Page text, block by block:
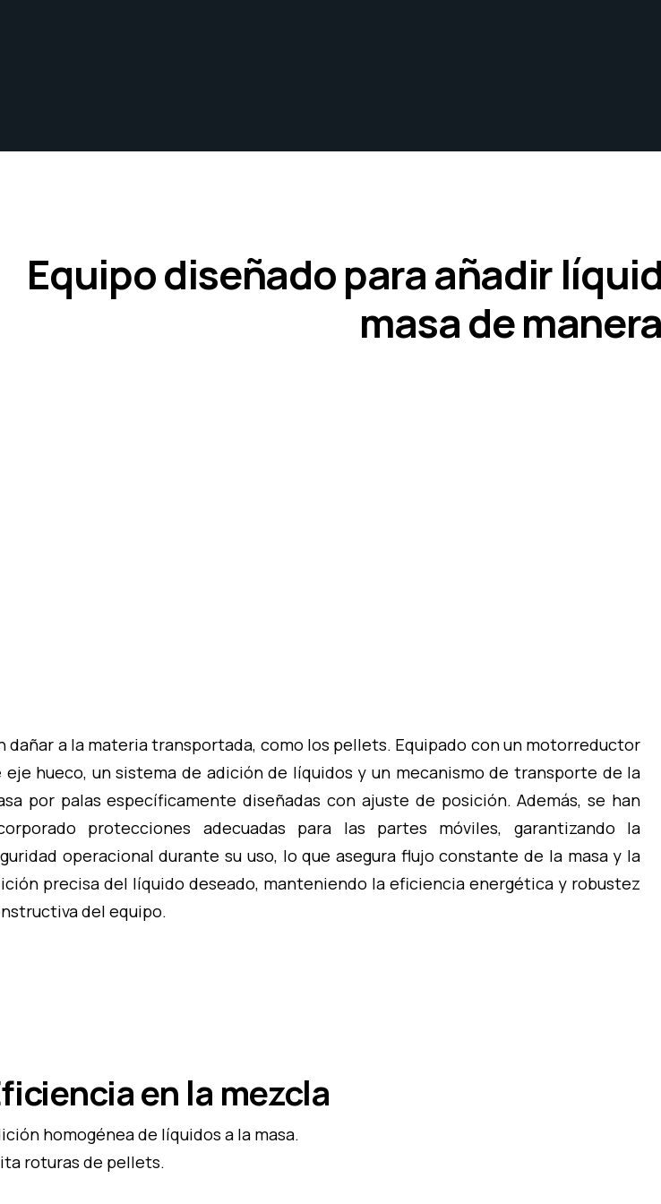
Equipo diseñado para añadir
masa de
dañar a la materia transportada, como los pellets. Equipado con un motorreductor
eje hueco, un sistema de adición de líquidos y un mecanismo de transporte de la
por palas específicamente diseñadas con ajuste de posición. Además, se han
protecciones adecuadas para las partes móviles, garantizando la
operacional durante su uso, lo que asegura flujo constante de la masa y la
precisa del líquido deseado, manteniendo la eficiencia energética y robustez
del equipo.
en la mezcla
homogénea de líquidos a la masa.
roturas de pellets.